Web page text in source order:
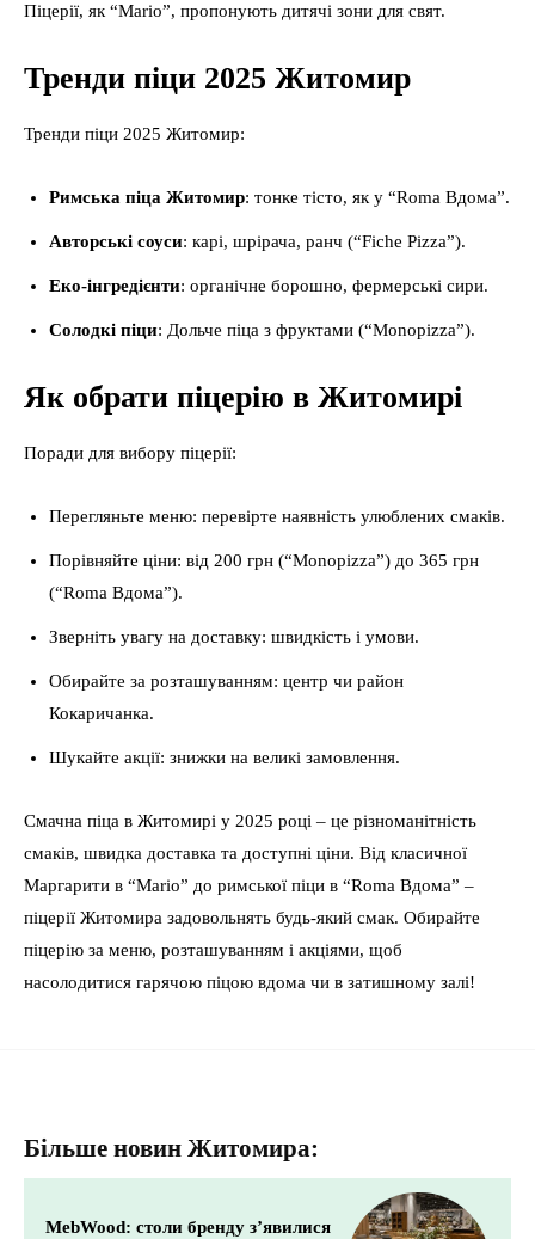
Піцерії, як “Mario”, пропонують дитячі зони для свят.
Тренди піци 2025 Житомир
Тренди піци 2025 Житомир:
Римська піца Житомир: тонке тісто, як у “Roma Вдома”.
Авторські соуси: карі, шрірача, ранч (“Fiche Pizza”).
Еко-інгредієнти: органічне борошно, фермерські сири.
Солодкі піци: Дольче піца з фруктами (“Monopizza”).
Як обрати піцерію в Житомирі
Поради для вибору піцерії:
Перегляньте меню: перевірте наявність улюблених смаків.
Порівняйте ціни: від 200 грн (“Monopizza”) до 365 грн
(“Roma Вдома”).
Зверніть увагу на доставку: швидкість і умови.
Обирайте за розташуванням: центр чи район
Кокаричанка.
Шукайте акції: знижки на великі замовлення.
Смачна піца в Житомирі у 2025 році – це різноманітність
смаків, швидка доставка та доступні ціни. Від класичної
Маргарити в “Mario” до римської піци в “Roma Вдома” –
піцерії Житомира задовольнять будь-який смак. Обирайте
піцерію за меню, розташуванням і акціями, щоб
насолодитися гарячою піцою вдома чи в затишному залі!
Більше новин Житомира:
MebWood: столи бренду з’явилися